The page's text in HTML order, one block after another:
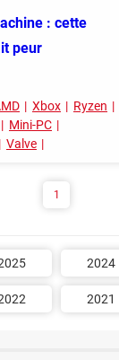
: cette
peur
Xbox
Ryzen
Mini-PC
Valve
1
2024
2021